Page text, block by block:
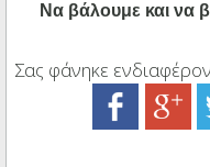
Να βάλουμε και να
Σας φάνηκε